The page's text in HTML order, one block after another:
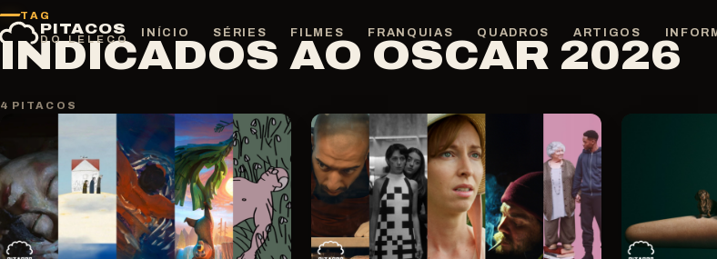
Pular
para
PITACOS
DO LELECO
INÍCIO SÉRIES FILMES FRANQUIAS QUADROS ARTIGOS
TAG
INDICADOS AO OSCAR 2026
4 PITACOS